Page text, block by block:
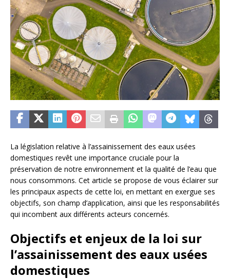
La législation relative à l’assainissement des eaux usées
domestiques revêt une importance cruciale pour la
préservation de notre environnement et la qualité de l’eau que
nous consommons. Cet article se propose de vous éclairer sur
les principaux aspects de cette loi, en mettant en exergue ses
objectifs, son champ d’application, ainsi que les responsabilités
qui incombent aux différents acteurs concernés.
Objectifs et enjeux de la loi sur
l’assainissement des eaux usées
domestiques